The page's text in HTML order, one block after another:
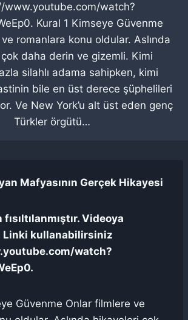
www.youtube.com/watch?
Kural 1 Kimseye Güvenme
romanlara konu oldular. Aslında
daha derin ve gizemli. Kimi
silahlı adama sahipken, kimi
bile en üst derece şüphelileri
Ve New York’u alt üst eden genç
Türkler örgütü…
Mafyasının Gerçek Hikayesi
Videoya
Linki kullanabilirsiniz
watch?
Güvenme Onlar filmlere ve